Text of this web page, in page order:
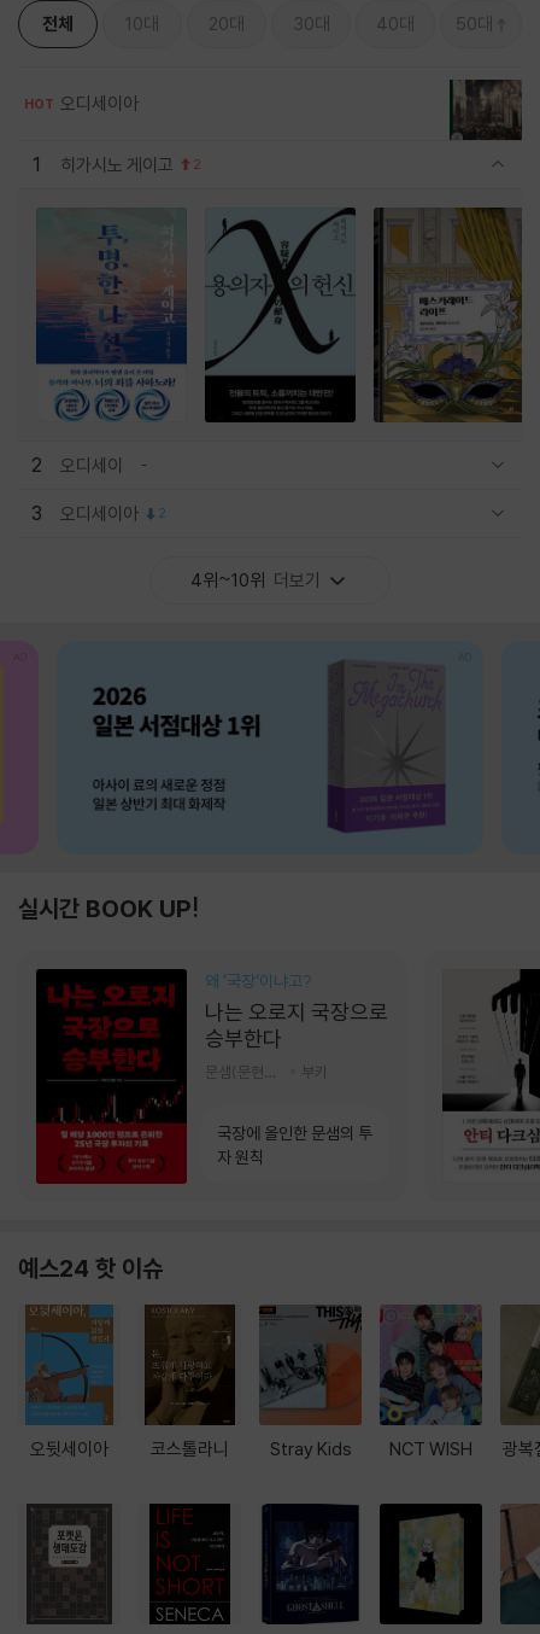
전체 10대 20대 30대 40대 50대
HOT 오디세이아
1 히가시노 게이고 2
2 오디세이
3 오디세이아 2
4위~10위 더보기
실시간 BOOK UP!
왜 ‘국장‘이냐고?
나는 오로지 국장으로
승부한다
부키
국장에 올인한 문샘의 투
자 원칙
예스24 핫 이슈
오뒷세이아 코스톨라니 Stray Kids NCT WISH 광복